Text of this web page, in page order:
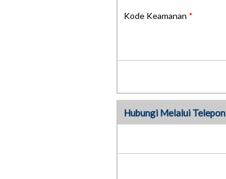
Kode Keamanan *
Hubungi Melalui Telepon